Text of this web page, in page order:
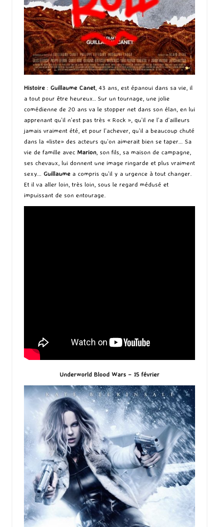
Histoire : Guillaume Canet , 43 ans, est épanoui dans sa vie, il
a tout pour être heureux.. Sur un tournage, une jolie
comédienne de 20 ans va le stopper net dans son élan, en lui
apprenant qu’il n’est pas très « Rock », qu’il ne l’a d’ailleurs
jamais vraiment été, et pour l’achever, qu’il a beaucoup chuté
dans la «liste» des acteurs qu’on aimerait bien se taper… Sa
vie de famille avec Marion , son fils, sa maison de campagne,
ses chevaux, lui donnent une image ringarde et plus vraiment
sexy… Guillaume a compris qu’il y a urgence à tout changer.
Et il va aller loin, très loin, sous le regard médusé et
impuissant de son entourage.
Underworld Blood Wars – 15 février